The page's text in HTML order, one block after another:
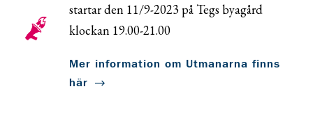
startar den 11/9-2023 på Tegs byagård
klockan 19.00-21.00
Mer information om Utmanarna finns
här